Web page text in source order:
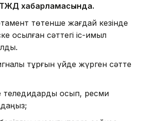
ТЖД хабарламасында.
төтенше жағдай кезінде
қосылған сәттегі іс-қимыл
тұрғын үйде жүрген сәтте
қосып, ресми